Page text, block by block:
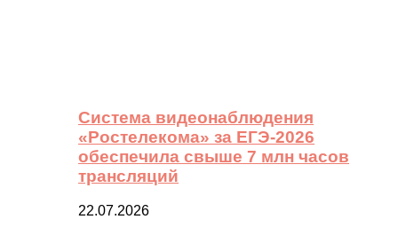
Система видеонаблюдения
«Ростелекома» за ЕГЭ-2026
обеспечила свыше 7 млн часов
трансляций
22.07.2026